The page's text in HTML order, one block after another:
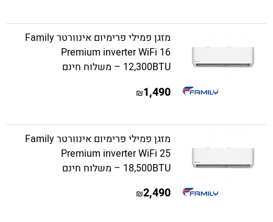
מזגן פמילי פרימיום אינוורטר Family
Premium inverter WiFi 16
12,300BTU – משלוח חינם
1,490
₪
מזגן פמילי פרימיום אינוורטר Family
Premium inverter WiFi 25
18,500BTU – משלוח חינם
2,490
₪